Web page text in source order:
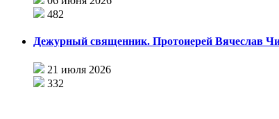
482
Дежурный священник. Протоиерей Вячеслав
21 июля 2026
332